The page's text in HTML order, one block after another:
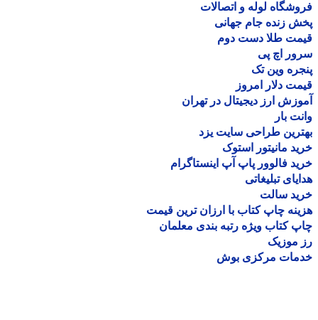
لوله و اتصالات
زنده جام جهانی
طلا دست دوم
اچ پی
وین تک
دلار امروز
ارز دیجیتال در تهران
بار
طراحی سایت یزد
مانیتور استوک
فالوور پاپ آپ اینستاگرام
تبلیغاتی
سالت
چاپ کتاب با ارزان ترین قیمت
کتاب ویژه رتبه بندی معلمان
موزیک
مرکزی بوش